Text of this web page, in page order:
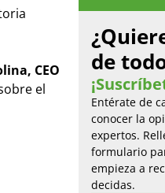
CEO
el
de
Entérate de
conocer la
expertos.
formulario
empieza a
decidas.